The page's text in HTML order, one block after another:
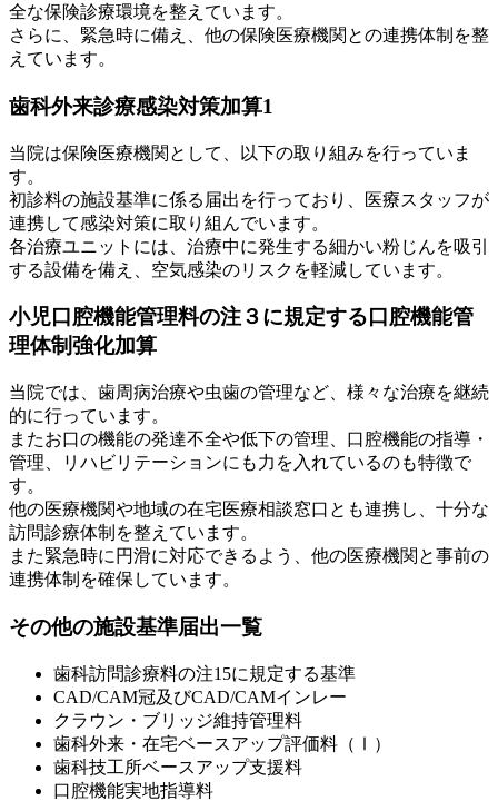
全な保険診療環境を整えています。
さらに、緊急時に備え、他の保険医療機関との連携体制を整
えています。
歯科外来診療感染対策加算1
当院は保険医療機関として、以下の取り組みを行っていま
す。
初診料の施設基準に係る届出を行っており、医療スタッフが
連携して感染対策に取り組んでいます。
各治療ユニットには、治療中に発生する細かい粉じんを吸引
する設備を備え、空気感染のリスクを軽減しています。
小児口腔機能管理料の注３に規定する口腔機能管
理体制強化加算
当院では、歯周病治療や虫歯の管理など、様々な治療を継続
的に行っています。
またお口の機能の発達不全や低下の管理、口腔機能の指導・
管理、リハビリテーションにも力を入れているのも特徴で
す。
他の医療機関や地域の在宅医療相談窓口とも連携し、十分な
訪問診療体制を整えています。
また緊急時に円滑に対応できるよう、他の医療機関と事前の
連携体制を確保しています。
その他の施設基準届出一覧
歯科訪問診療料の注15に規定する基準
CAD/CAM冠及びCAD/CAMインレー
クラウン・ブリッジ維持管理料
歯科外来・在宅ベースアップ評価料（Ⅰ）
歯科技工所ベースアップ支援料
口腔機能実地指導料